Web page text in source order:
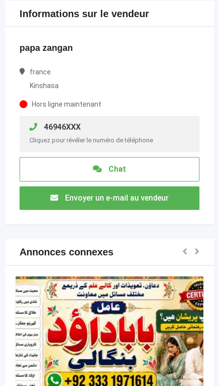
Informations sur le vendeur
papa zangan
france
Kinshasa
Hors ligne maintenant
46946XXX
Cliquez pour révéler le numéro de téléphone
Chat
Envoyer un e-mail au vendeur
Annonces connexes